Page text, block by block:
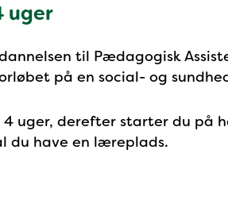
uger
til Pædagogisk
på en social- og
uger, derefter starter du på
du have en læreplads.